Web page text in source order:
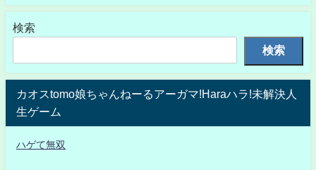
検索
検索
カオスtomo娘ちゃんねーるアーガマ!Haraハラ!未解決人
生ゲーム
ハゲて無双